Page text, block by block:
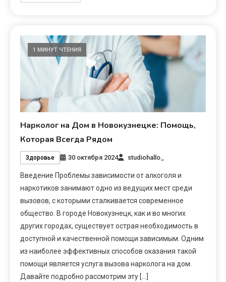
1 МИНУТ ЧТЕНИЯ
Нарколог на Дом в Новокузнецке: Помощь,
Которая Всегда Рядом
Здоровье 30 октября 2024 studiohallo_
Введение Проблемы зависимости от алкоголя и
наркотиков занимают одно из ведущих мест среди
вызовов, с которыми сталкивается современное
общество. В городе Новокузнецк, как и во многих
других городах, существует острая необходимость в
доступной и качественной помощи зависимым. Одним
из наиболее эффективных способов оказания такой
помощи является услуга вызова нарколога на дом.
Давайте подробно рассмотрим эту […]